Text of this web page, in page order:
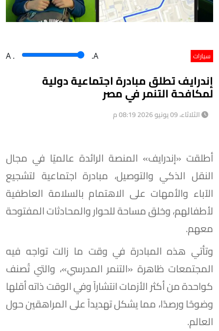
سيارات A . .A
إندرايف تطلق مبادرة اجتماعية دولية
لمكافحة التنمر في مصر
الثلاثاء، 09 يونيو 2026 08:19 م
أطلقت «إندرايف» المنصة الرائدة عالميًا في مجال
النقل الذكي والتوصيل، مبادرة اجتماعية لتشجيع
الآباء والأمهات على الاهتمام بالسلامة العاطفية
لأطفالهم، وخلق مساحة للحوار والمحادثات المفتوحة
معهم.
وتأتي هذه المبادرة في وقت ما زالت تواجه فيه
المجتمعات ظاهرة «التنمر المدرسي»، والتي تُصنف
كواحدة من أكثر الأزمات انتشاراً وفي الوقت ذاته أقلها
وضوحًا ورصدًا، مما يشكل تهديداً على المراهقين حول
العالم.